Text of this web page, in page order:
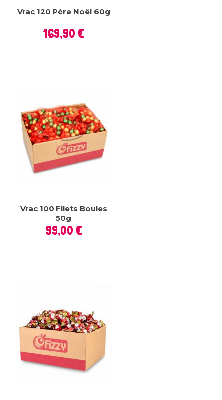
Vrac 120 Père Noël 60g
Prix
169,90 €
Vrac 100 Filets Boules
50g
Prix
99,00 €